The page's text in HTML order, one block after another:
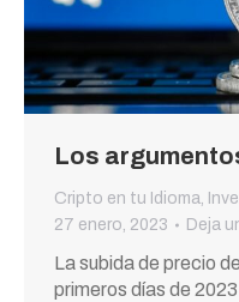
Los
Cripto en tu Idioma,
27 enero, 2023
Deja
La subida de precio
primeros días de